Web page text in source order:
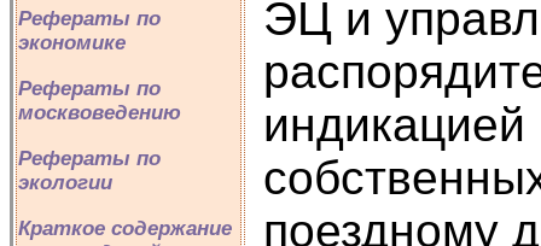
Рефераты по
экономике
Рефераты по
москвоведению
Рефераты по
экологии
Краткое содержание
ЭЦ и
поездному